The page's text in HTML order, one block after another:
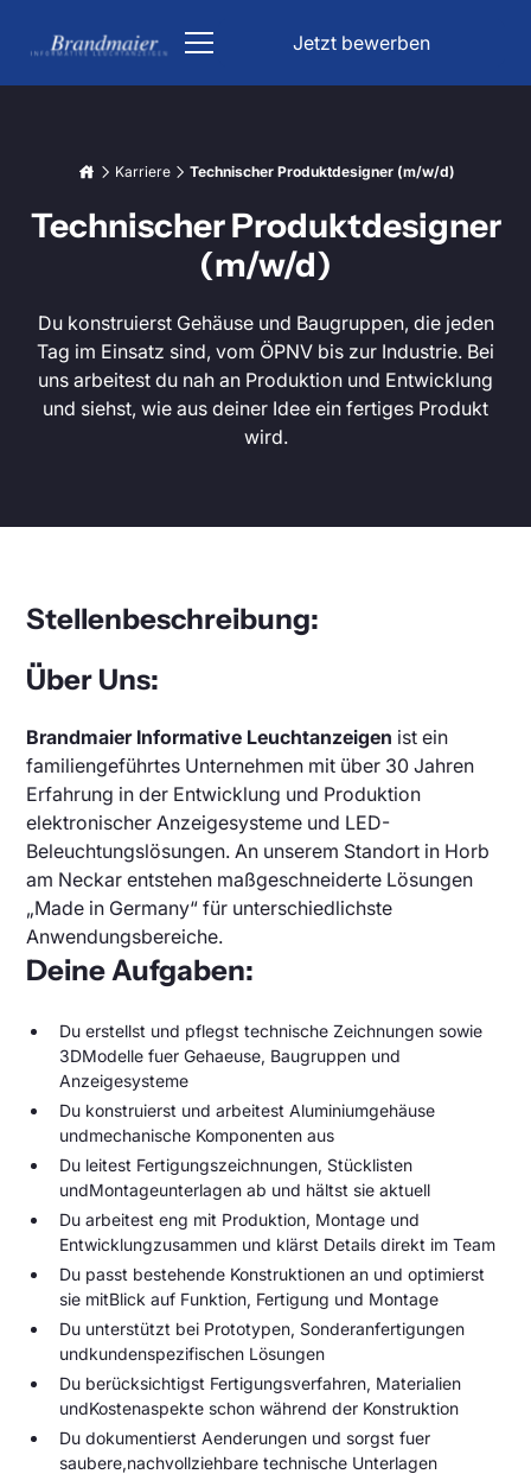
Jetzt bewerben
ÖPNV
DFI Anzeiger
Bahnhof Anzeigetafel
Kirchenbeleuchtung
Liedanzeige Kirche
Parken & Verkehr
Parkhaus Schilder
Verkehrsleitsystem
Frei Besetzt Anzeige
Parkhausbeleuchtung
Parkleitsystem
Parkplatz Sensor
Unfallfreie Tage Anzeige
Stoppuhr Großanzeige
LED Hallenbeleuchtung für Industrie
LED Bargraph Anzeigen
Digitalanzeige Zahlen
Andon Boards
Informationsanzeigen
Datum & Uhrzeit Anzeige
Meldeanzeigen
Lichttechnik
LED Beleuchtung für Trinkwasserbehälter
Über uns
Projekt anfragen
Deutsch Englisch
Karriere Technischer Produktdesigner (m/w/d)
Technischer Produktdesigner
(m/w/d)
Du konstruierst Gehäuse und Baugruppen, die jeden
Tag im Einsatz sind, vom ÖPNV bis zur Industrie. Bei
uns arbeitest du nah an Produktion und Entwicklung
und siehst, wie aus deiner Idee ein fertiges Produkt
wird.
Stellenbeschreibung:
Über Uns:
Brandmaier Informative Leuchtanzeigen ist ein
familiengeführtes Unternehmen mit über 30 Jahren
Erfahrung in der Entwicklung und Produktion
elektronischer Anzeigesysteme und LED-
Beleuchtungslösungen. An unserem Standort in Horb
am Neckar entstehen maßgeschneiderte Lösungen
„Made in Germany“ für unterschiedlichste
Anwendungsbereiche.
Deine Aufgaben:
Du erstellst und pflegst technische Zeichnungen sowie
3DModelle fuer Gehaeuse, Baugruppen und
Anzeigesysteme
Du konstruierst und arbeitest Aluminiumgehäuse
undmechanische Komponenten aus
Du leitest Fertigungszeichnungen, Stücklisten
undMontageunterlagen ab und hältst sie aktuell
Du arbeitest eng mit Produktion, Montage und
Entwicklungzusammen und klärst Details direkt im Team
Du passt bestehende Konstruktionen an und optimierst
sie mitBlick auf Funktion, Fertigung und Montage
Du unterstützt bei Prototypen, Sonderanfertigungen
undkundenspezifischen Lösungen
Du berücksichtigst Fertigungsverfahren, Materialien
undKostenaspekte schon während der Konstruktion
Du dokumentierst Aenderungen und sorgst fuer
saubere,nachvollziehbare technische Unterlagen